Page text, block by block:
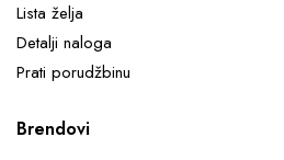
Lista želja
Detalji naloga
Prati porudžbinu
Brendovi